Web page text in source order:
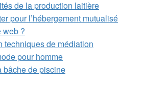
de la production laitière
pour l’hébergement mutualisé
web ?
techniques de médiation
pour homme
bâche de piscine